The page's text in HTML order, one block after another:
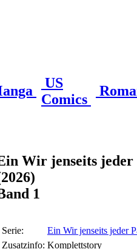
US
Comics
Wir jenseits jeder
1
Serie:
Ein Wir jenseits jeder
Zusatzinfo: Komplettstory